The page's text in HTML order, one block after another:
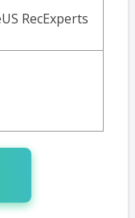
RecExperts